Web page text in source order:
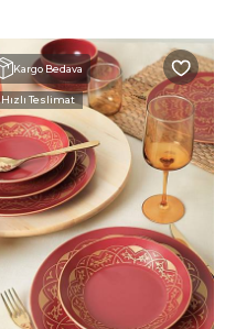
Kargo Bedava
Hızlı Teslimat